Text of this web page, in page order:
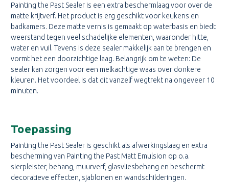
Painting the Past Sealer is een extra beschermlaag voor over de
matte krijtverf. Het product is erg geschikt voor keukens en
badkamers. Deze matte vernis is gemaakt op waterbasis en biedt
weerstand tegen veel schadelijke elementen, waaronder hitte,
water en vuil. Tevens is deze sealer makkelijk aan te brengen en
vormt het een doorzichtige laag. Belangrijk om te weten: De
sealer kan zorgen voor een melkachtige waas over donkere
kleuren. Het voordeel is dat dit vanzelf wegtrekt na ongeveer 10
minuten.
Toepassing
Painting the Past Sealer is geschikt als afwerkingslaag en extra
bescherming van Painting the Past Matt Emulsion op o.a.
sierpleister, behang, muurverf, glasvliesbehang en beschermt
decoratieve effecten, sjablonen en wandschilderingen.